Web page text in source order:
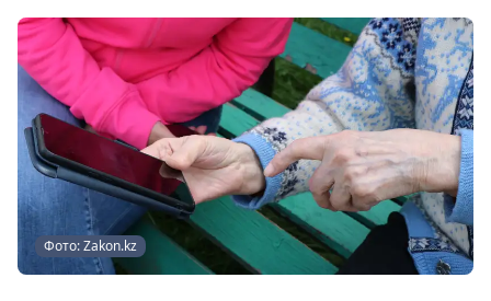
Фото: Zakon.kz